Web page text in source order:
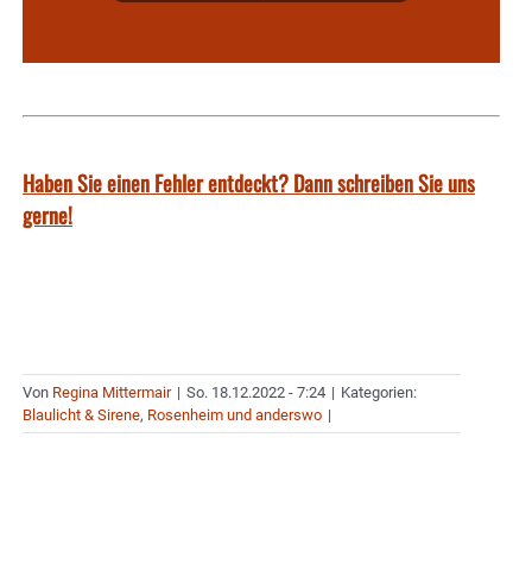
Haben Sie einen Fehler entdeckt? Dann schreiben Sie uns
gerne!
Von Regina Mittermair | So. 18.12.2022 - 7:24 | Kategorien:
Blaulicht & Sirene, Rosenheim und anderswo |